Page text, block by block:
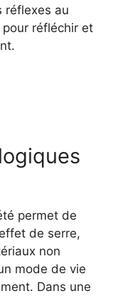
réflexes au
pour réfléchir et
permet de
de serre,
non
mode de vie
Dans une